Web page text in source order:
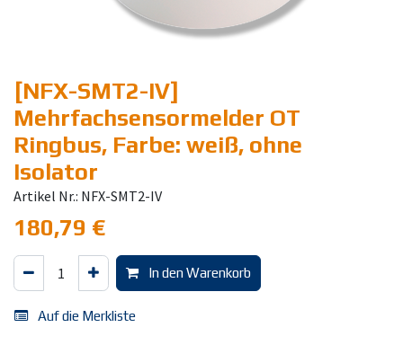
[NFX-SMT2-IV]
Mehrfachsensormelder OT
Ringbus, Farbe: weiß, ohne
Isolator
Artikel Nr.: NFX-SMT2-IV
180,79 €
In den Warenkorb
Auf die Merkliste